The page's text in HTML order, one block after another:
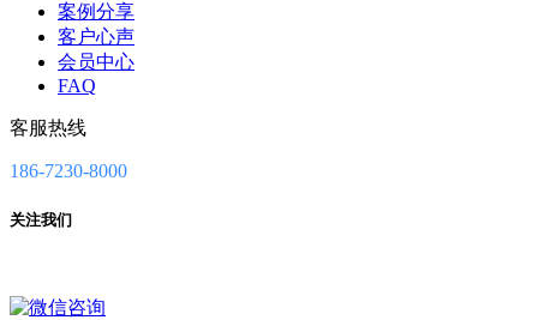
案例分享
客户心声
会员中心
FAQ
客服热线
186-7230-8000
关注我们